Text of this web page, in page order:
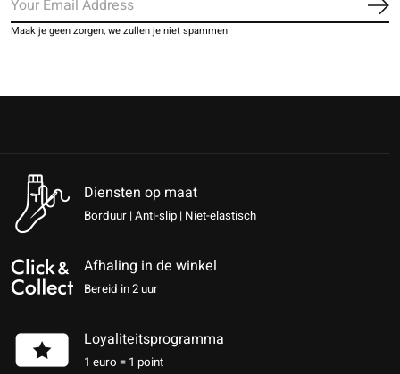
Maak je geen zorgen, we zullen je niet spammen
Diensten op maat
Borduur | Anti-slip | Niet-elastisch
Afhaling in de winkel
Bereid in 2 uur
Loyaliteitsprogramma
1 euro = 1 point